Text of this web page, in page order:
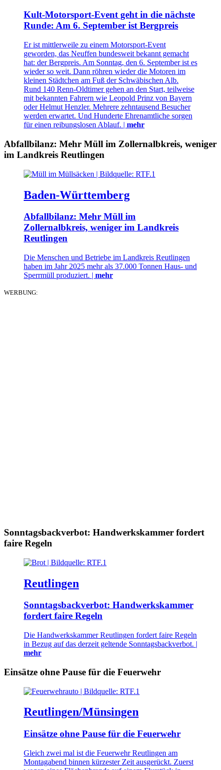
Kult-Motorsport-Event geht in die nächste
Runde: Am 6. September ist Bergpreis
Er ist mittlerweile zu einem Motorsport-Event
geworden, das Neuffen bundesweit bekannt gemacht
hat: der Bergpreis. Am Sonntag, den 6. September ist es
wieder so weit. Dann röhren wieder die Motoren im
kleinen Städtchen am Fuß der Schwäbischen Alb.
Rund 140 Renn-Oldtimer gehen an den Start, teilweise
mit bekannten Fahrern wie Leopold Prinz von Bayern
oder Helmut Henzler. Mehrere zehntausend Besucher
werden erwartet. Und Hunderte Ehrenamtliche sorgen
für einen reibungslosen Ablauf. | mehr
Abfallbilanz: Mehr Müll im Zollernalbkreis, weniger
im Landkreis Reutlingen
Baden-Württemberg
Abfallbilanz: Mehr Müll im
Zollernalbkreis, weniger im Landkreis
Reutlingen
Die Menschen und Betriebe im Landkreis Reutlingen
haben im Jahr 2025 mehr als 37.000 Tonnen Haus- und
Sperrmüll produziert. | mehr
WERBUNG:
Sonntagsbackverbot: Handwerkskammer fordert
faire Regeln
Reutlingen
Sonntagsbackverbot: Handwerkskammer
fordert faire Regeln
Die Handwerkskammer Reutlingen fordert faire Regeln
in Bezug auf das derzeit geltende Sonntagsbackverbot. |
mehr
Einsätze ohne Pause für die Feuerwehr
Reutlingen/Münsingen
Einsätze ohne Pause für die Feuerwehr
Gleich zwei mal ist die Feuerwehr Reutlingen am
Montagabend binnen kürzester Zeit ausgerückt. Zuerst